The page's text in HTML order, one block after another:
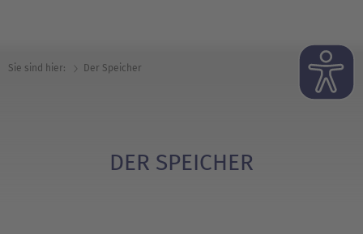
Sie sind hier: Der Speicher
DER SPEICHER